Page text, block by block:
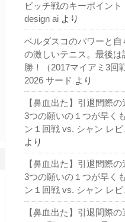
ビッチ戦のキーポイン
design ai より
ベルダスコのパワーと自
の激しいテニス。最後は
勝！（2017マイアミ3回
2026 サード より
【鼻血出た】引退間際
3つの願いの１つが早く
ン１回戦 vs. シャン レビ
より
【鼻血出た】引退間際
3つの願いの１つが早く
ン１回戦 vs. シャン レビ
【鼻血出た】引退間際